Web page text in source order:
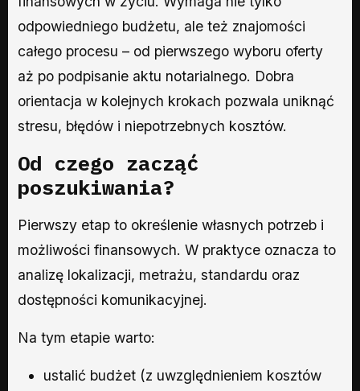
odpowiedniego budżetu, ale też znajomości
całego procesu – od pierwszego wyboru oferty
aż po podpisanie aktu notarialnego. Dobra
orientacja w kolejnych krokach pozwala uniknąć
stresu, błędów i niepotrzebnych kosztów.
Od czego zacząć
poszukiwania?
Pierwszy etap to określenie własnych potrzeb i
możliwości finansowych. W praktyce oznacza to
analizę lokalizacji, metrażu, standardu oraz
dostępności komunikacyjnej.
Na tym etapie warto:
ustalić budżet (z uwzględnieniem kosztów